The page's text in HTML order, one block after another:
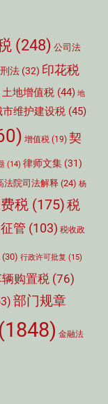
(248) 公司法
刑法 (32) 印花税
土地增值税 (44) 地
市维护建设税 (45)
增值税 (19) 契
(14) 律师文集 (31)
法院司法解释 (24) 杨
税 (175)税
管 (103) 税收政
(30) 行政许可批复 (15)
购置税 (76)
部门规章
(1848) 金融法